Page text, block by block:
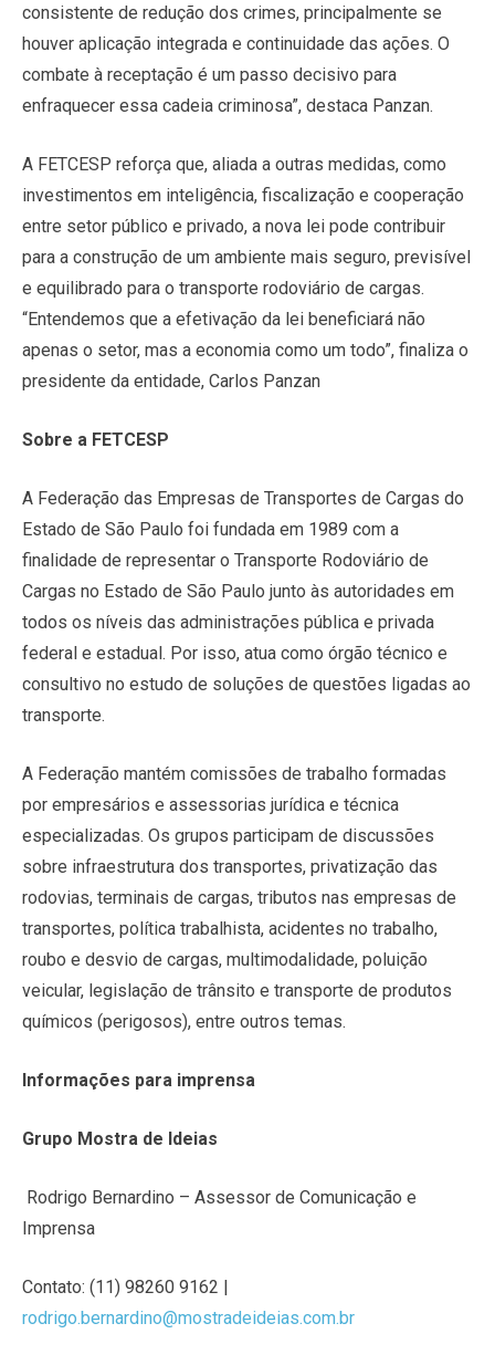
consistente de redução dos crimes, principalmente se
houver aplicação integrada e continuidade das ações. O
combate à receptação é um passo decisivo para
enfraquecer essa cadeia criminosa”, destaca Panzan.
A FETCESP reforça que, aliada a outras medidas, como
investimentos em inteligência, fiscalização e cooperação
entre setor público e privado, a nova lei pode contribuir
para a construção de um ambiente mais seguro, previsível
e equilibrado para o transporte rodoviário de cargas.
“Entendemos que a efetivação da lei beneficiará não
apenas o setor, mas a economia como um todo”, finaliza o
presidente da entidade, Carlos Panzan
Sobre a FETCESP
A Federação das Empresas de Transportes de Cargas do
Estado de São Paulo foi fundada em 1989 com a
finalidade de representar o Transporte Rodoviário de
Cargas no Estado de São Paulo junto às autoridades em
todos os níveis das administrações pública e privada
federal e estadual. Por isso, atua como órgão técnico e
consultivo no estudo de soluções de questões ligadas ao
transporte.
A Federação mantém comissões de trabalho formadas
por empresários e assessorias jurídica e técnica
especializadas. Os grupos participam de discussões
sobre infraestrutura dos transportes, privatização das
rodovias, terminais de cargas, tributos nas empresas de
transportes, política trabalhista, acidentes no trabalho,
roubo e desvio de cargas, multimodalidade, poluição
veicular, legislação de trânsito e transporte de produtos
químicos (perigosos), entre outros temas.
Informações para imprensa
Grupo Mostra de Ideias
Rodrigo Bernardino – Assessor de Comunicação e
Imprensa
Contato: (11) 98260 9162 |
rodrigo.bernardino@mostradeideias.com.br